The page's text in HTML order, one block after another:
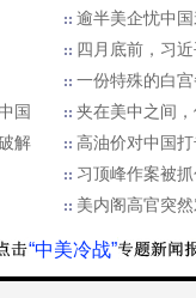
逾半美企忧中
四月底前，习
一份特殊的白
国
夹在美中之间
解
高油价对中国
习顶峰作案被
美内阁高官突
“中美冷战”